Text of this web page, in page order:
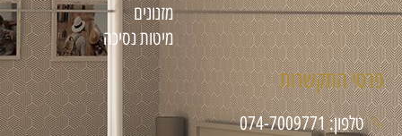
מזנונים
מיטות נסיכה
פרטי התקשרות
טלפון: 074-7009771